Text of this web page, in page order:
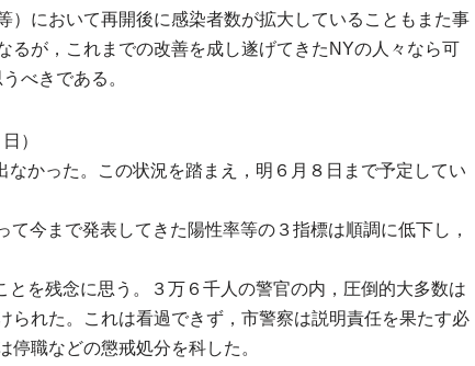
）において再開後に感染者数が拡大していることもまた事
るが，これまでの改善を成し遂げてきたNYの人々なら可
べきである。
）
かった。この状況を踏まえ，明６月８日まで予定してい
今まで発表してきた陽性率等の３指標は順調に低下し，
を残念に思う。３万６千人の警官の内，圧倒的大多数は
られた。これは看過できず，市警察は説明責任を果たす必
職などの懲戒処分を科した。